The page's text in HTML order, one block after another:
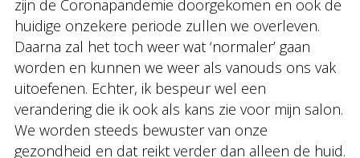
zijn de Coronapandemie doorgekomen en ook de
huidige onzekere periode zullen we overleven.
Daarna zal het toch weer wat ‘normaler’ gaan
worden en kunnen we weer als vanouds ons vak
uitoefenen. Echter, ik bespeur wel een
verandering die ik ook als kans zie voor mijn salon.
We worden steeds bewuster van onze
gezondheid en dat reikt verder dan alleen de huid.